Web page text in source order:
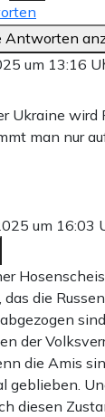
Antworten
um 13:16
Ukraine wird
man nur
um 16:03
das die
der
die Amis
geblieben.
diesen